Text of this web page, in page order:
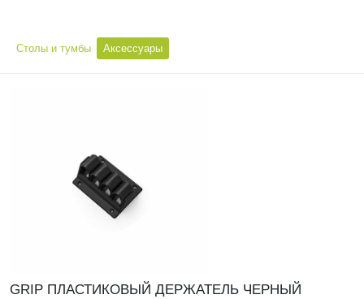
Столы и тумбы Аксессуары
GRIP ПЛАСТИКОВЫЙ ДЕРЖАТЕЛЬ ЧЕРНЫЙ